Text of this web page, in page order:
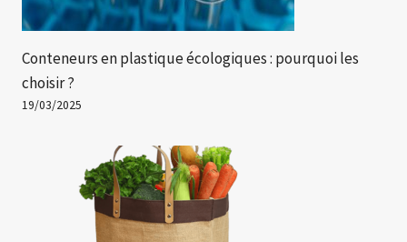
Conteneurs en plastique écologiques : pourquoi les
choisir ?
19/03/2025